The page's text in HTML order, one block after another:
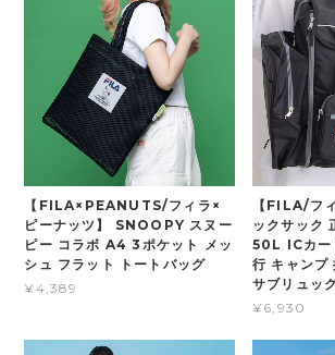
【FILA×PEANUTS/フィラ×
ピーナッツ】 SNOOPY スヌー
ピー コラボ A4 3ポケット メッ
シュ フラット トートバッグ
¥4,389
【FILA/フ
ックサック
50L ICカー
行 キャンプ
サブリュック
¥6,930